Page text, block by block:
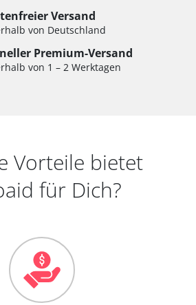
Versand
von Deutschland
Premium-Versand
von 1 – 2 Werktagen
Vorteile bietet
für Dich?